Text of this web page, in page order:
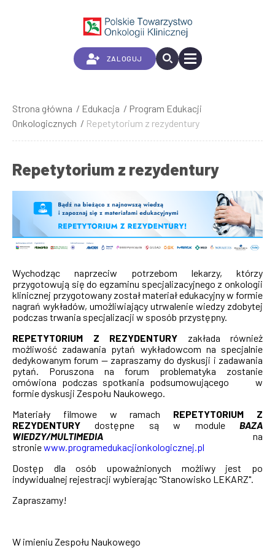
ZALOGUJ
Ścieżka
nawigacyjna
Strona główna Edukacja
Program Edukacji
Onkologicznych
Repetytorium z rezydentury
Repetytorium z rezydentury
Wychodząc naprzeciw potrzebom lekarzy, którzy
przygotowują się do egzaminu specjalizacyjnego z onkologii
klinicznej przygotowany został materiał edukacyjny w formie
nagrań wykładów, umożliwiający utrwalenie wiedzy zdobytej
podczas trwania specjalizacji w sposób przystępny.
REPETYTORIUM Z REZYDENTURY zakłada również
możliwość zadawania pytań wykładowcom na specjalnie
dedykowanym forum — zapraszamy do dyskusji i zadawania
pytań. Poruszona na forum problematyka zostanie
omówiona podczas spotkania podsumowującego w
formie dyskusji Zespołu Naukowego.
Materiały filmowe w ramach REPETYTORIUM Z
REZYDENTURY dostępne są w module BAZA
WIEDZY/MULTIMEDIA na
stroniewww.programedukacjionkologicznej.pl
Dostęp dla osób upoważnionych możliwy jest po
indywidualnej rejestracji wybierając "Stanowisko LEKARZ".
Zapraszamy!
W imieniu Zespołu Naukowego